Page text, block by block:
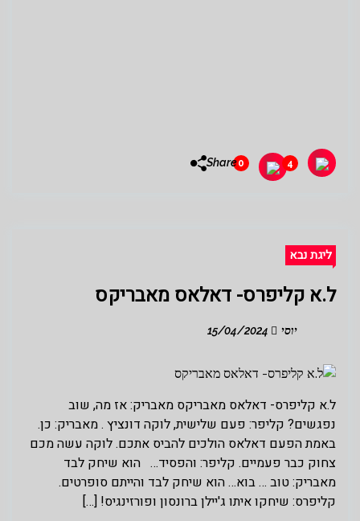
4
0
Share
ליגת נבא
ל.א קליפרס- דאלאס מאבריקס
יוסי
ל.א קליפרס- דאלאס מאבריקס מאבריק: אז מה, שוב
נפגשים? קליפר: פעם שלישית, לוקה דונציץ . מאבריק: כן.
באמת הפעם דאלאס הולכים להביס אתכם. לוקה עשה מכם
צחוק כבר פעמיים. קליפר: והפסיד… הוא שיחק לבד
מאבריק: טוב … בוא… הוא שיחק לבד והייתם סופרטים.
קליפרס: שיחקו איתו ג'יילן ברונסון ופורזינגיס! […]